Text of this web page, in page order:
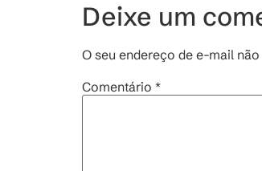
Deixe um
O seu endereço de e-mail
Comentário *